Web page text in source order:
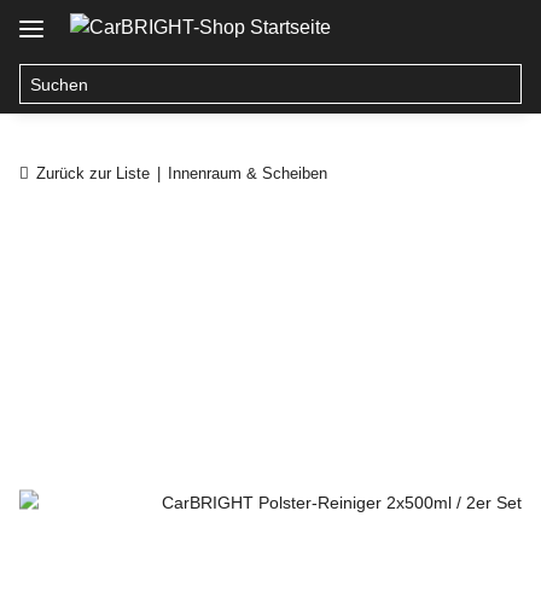
Zurück zur Liste Innenraum & Scheiben